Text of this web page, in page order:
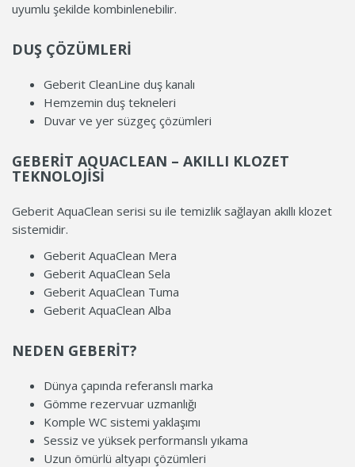
uyumlu şekilde kombinlenebilir.
DUŞ ÇÖZÜMLERI
Geberit CleanLine duş kanalı
Hemzemin duş tekneleri
Duvar ve yer süzgeç çözümleri
GEBERIT AQUACLEAN – AKILLI KLOZET
TEKNOLOJISI
Geberit AquaClean serisi su ile temizlik sağlayan akıllı klozet
sistemidir.
Geberit AquaClean Mera
Geberit AquaClean Sela
Geberit AquaClean Tuma
Geberit AquaClean Alba
NEDEN GEBERIT?
Dünya çapında referanslı marka
Gömme rezervuar uzmanlığı
Komple WC sistemi yaklaşımı
Sessiz ve yüksek performanslı yıkama
Uzun ömürlü altyapı çözümleri